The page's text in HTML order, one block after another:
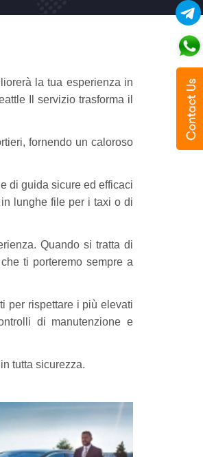
la tua esperienza in
Il servizio trasforma il
fornendo un caloroso
di guida sicure ed efficaci
lunghe file per i taxi o di
Quando si tratta di
ti porteremo sempre a
per rispettare i più elevati
di manutenzione e
tutta sicurezza.